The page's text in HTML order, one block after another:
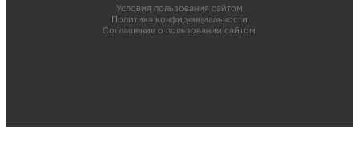
Условия пользования сайтом
Политика конфиденциальности
Соглашение о пользовании сайтом